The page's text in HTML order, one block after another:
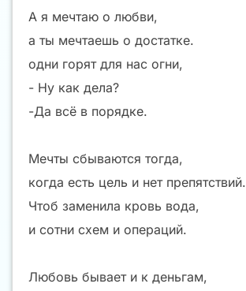
А я мечтаю о любви,
а ты мечтаешь о достатке.
одни горят для нас огни,
- Ну как дела?
-Да всё в порядке.
Мечты сбываются тогда,
когда есть цель и нет препятствий.
Чтоб заменила кровь вода,
и сотни схем и операций.
Любовь бывает и к деньгам,